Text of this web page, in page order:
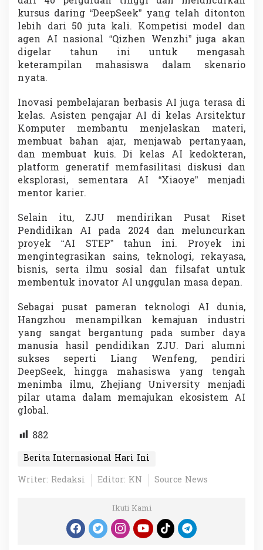
kursus daring “DeepSeek” yang telah ditonton
lebih dari 50 juta kali. Kompetisi model dan
agen AI nasional “Qizhen Wenzhi” juga akan
digelar tahun ini untuk mengasah
keterampilan mahasiswa dalam skenario
nyata.
Inovasi pembelajaran berbasis AI juga terasa di
kelas. Asisten pengajar AI di kelas Arsitektur
Komputer membantu menjelaskan materi,
membuat bahan ajar, menjawab pertanyaan,
dan membuat kuis. Di kelas AI kedokteran,
platform generatif memfasilitasi diskusi dan
eksplorasi, sementara AI “Xiaoye” menjadi
mentor karier.
Selain itu, ZJU mendirikan Pusat Riset
Pendidikan AI pada 2024 dan meluncurkan
proyek “AI STEP” tahun ini. Proyek ini
mengintegrasikan sains, teknologi, rekayasa,
bisnis, serta ilmu sosial dan filsafat untuk
membentuk inovator AI unggulan masa depan.
Sebagai pusat pameran teknologi AI dunia,
Hangzhou menampilkan kemajuan industri
yang sangat bergantung pada sumber daya
manusia hasil pendidikan ZJU. Dari alumni
sukses seperti Liang Wenfeng, pendiri
DeepSeek, hingga mahasiswa yang tengah
menimba ilmu, Zhejiang University menjadi
pilar utama dalam memajukan ekosistem AI
global.
882
Berita Internasional Hari Ini
Writer: Redaksi
Editor: KN Source News
Ikuti Kami